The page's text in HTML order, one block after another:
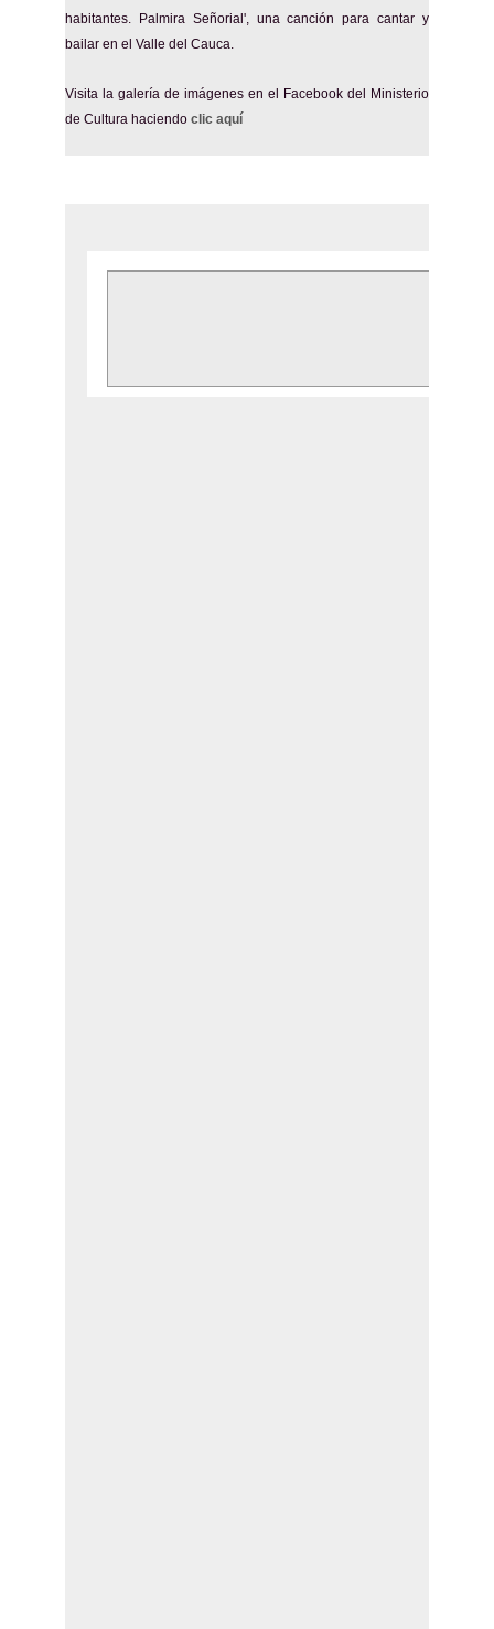
habitantes. Palmira Señorial', una canción para cantar y
bailar en el Valle del Cauca.
Visita la galería de imágenes en el Facebook del Ministerio
de Cultura haciendo clic aquí